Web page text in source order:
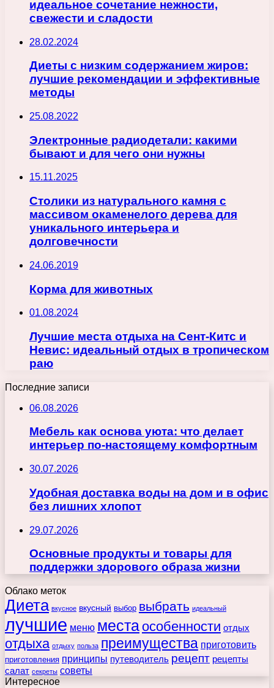
идеальное сочетание нежности,
свежести и сладости
28.02.2024
Диеты с низким содержанием жиров:
лучшие рекомендации и эффективные
методы
25.08.2022
Электронные радиодетали: какими
бывают и для чего они нужны
15.11.2025
Столики из натурального камня с
массивом окаменелого дерева для
уникального интерьера и
долговечности
24.06.2019
Корма для животных
01.08.2024
Лучшие места отдыха на Сент-Китс и
Невис: идеальный отдых в тропическом
раю
Последние записи
06.08.2026
Мебель как основа уюта: что делает
интерьер по-настоящему комфортным
30.07.2026
Удобная доставка воды на дом и в офис
без лишних хлопот
29.07.2026
Основные продукты и товары для
поддержки здорового образа жизни
Облако меток
Диета вкусное вкусный выбор выбрать идеальный
лучшие меню места особенности отдых
отдыха отдыху польза преимущества приготовить
приготовления принципы путеводитель рецепт рецепты
салат секреты советы
Интересное